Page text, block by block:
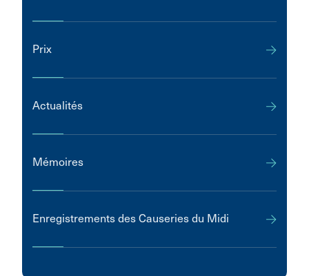
Prix
Actualités
Mémoires
Enregistrements des Causeries du Midi